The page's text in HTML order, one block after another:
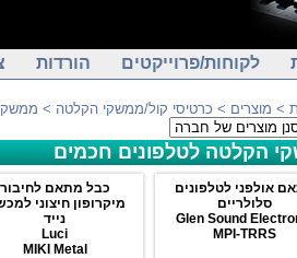
לקוחות/פרוייקטים הורדות
> מוצרים > כרטיסי קול/ממשקי הקלטה >
הקלטה לטלפונים חכמים
אולפני לטלפונים
סלולריים
Glen Sound
MPI-TRRS
כבל מתאם לחיבור
מיקרופון חיצוני
נייד
Luci
MIKI Metal